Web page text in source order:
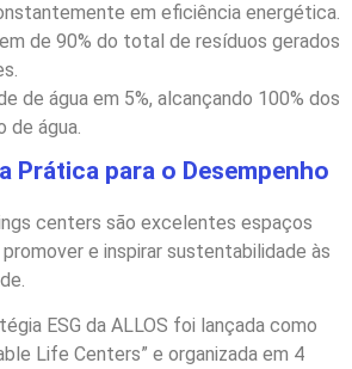
em eficiência energética.
de 90% do total de resíduos gerados
de água em 5%, alcançando 100% dos
de água.
Prática para o Desempenho
centers são excelentes espaços
e inspirar sustentabilidade às
ESG da ALLOS foi lançada como
Life Centers” e organizada em 4